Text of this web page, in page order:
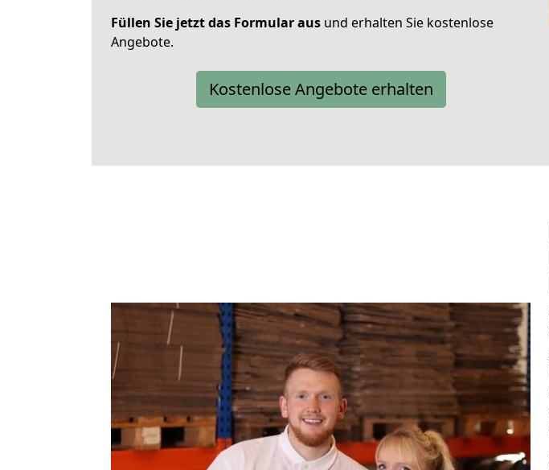
Füllen Sie jetzt das Formular aus und erhalten Sie kostenlose
Angebote.
Kostenlose Angebote erhalten